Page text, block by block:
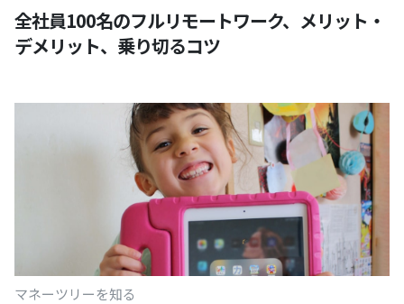
全社員100名のフルリモートワーク、メリット・
デメリット、乗り切るコツ
マネーツリーを知る